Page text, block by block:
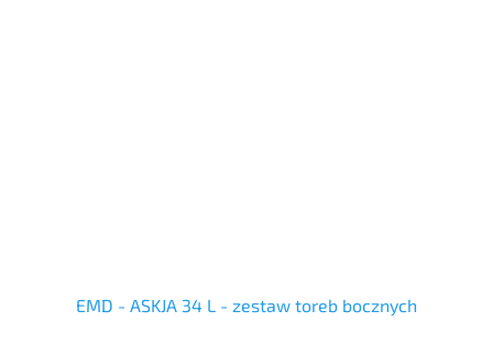
EMD - ASKJA 34 L - zestaw toreb bocznych